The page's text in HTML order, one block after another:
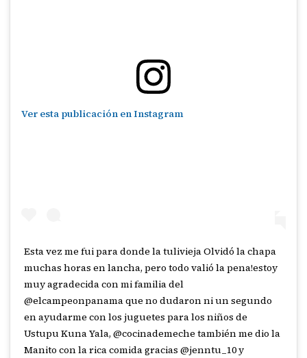
Ver esta publicación en Instagram
Esta vez me fui para donde la tulivieja Olvidó la chapa
muchas horas en lancha, pero todo valió la pena!estoy
muy agradecida con mi familia del
@elcampeonpanama que no dudaron ni un segundo
en ayudarme con los juguetes para los niños de
Ustupu Kuna Yala, @cocinademeche también me dio la
Manito con la rica comida gracias @jenntu_10 y